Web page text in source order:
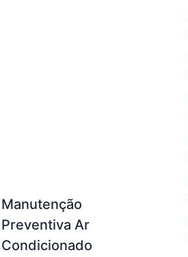
Manutenção
Preventiva Ar
Condicionado